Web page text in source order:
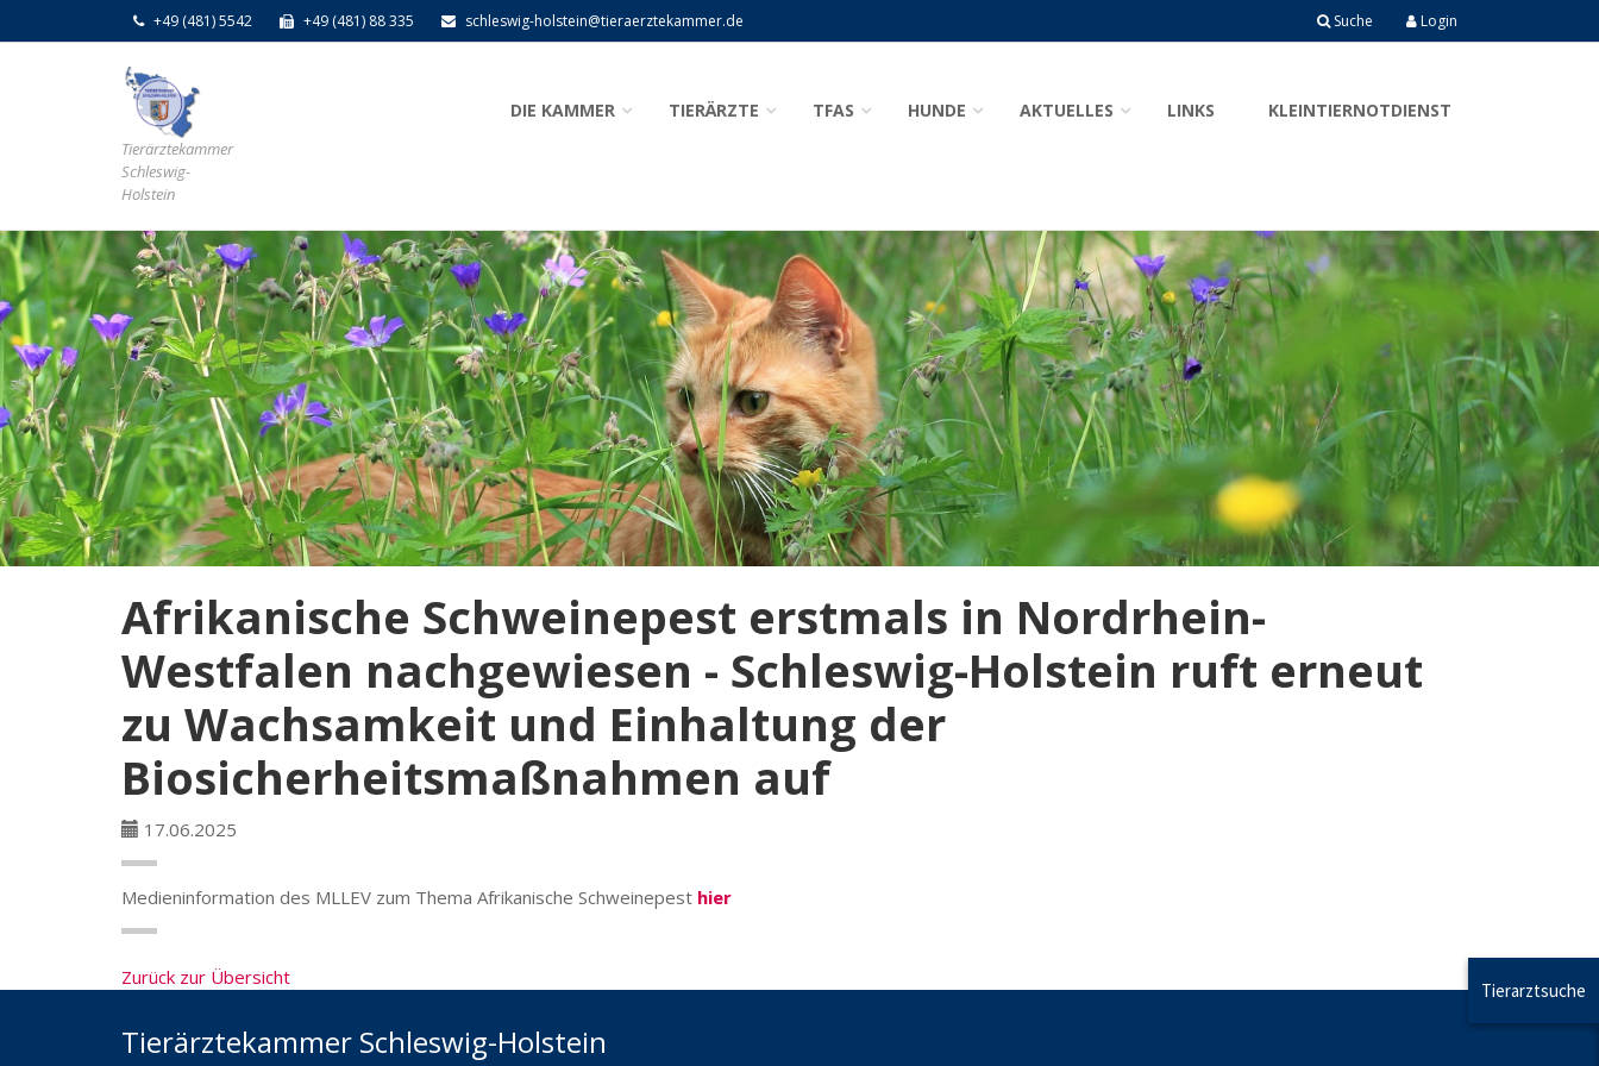
+49 (481) 5542 +49 (481) 88 335 schleswig-holstein@tieraerztekammer.de Login
Suche
Tierärztekammer
Schleswig-
Holstein
DIE KAMMER TIERÄRZTE TFAS HUNDE AKTUELLES LINKS KLEINTIERNOTDIENST
Afrikanische Schweinepest erstmals in Nordrhein-
Westfalen nachgewiesen - Schleswig-Holstein ruft erneut
zu Wachsamkeit und Einhaltung der
Biosicherheitsmaßnahmen auf
17.06.2025
Medieninformation des MLLEV zum Thema Afrikanische Schweinepest hier
Zurück zur Übersicht
Tierärztekammer Schleswig-Holstein
Tierarztsuche